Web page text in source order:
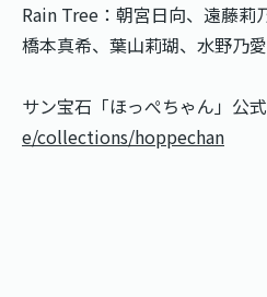
Rain Tree：朝宮日向、遠藤莉
橋本真希、葉山莉瑚、水野乃愛
サン宝石「ほっぺちゃん」公式
e/collections/hoppechan